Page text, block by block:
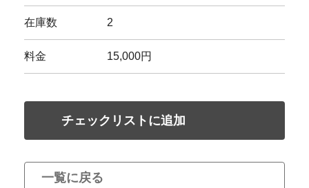
在庫数 2
料金 15,000円
チェックリストに追加
一覧に戻る